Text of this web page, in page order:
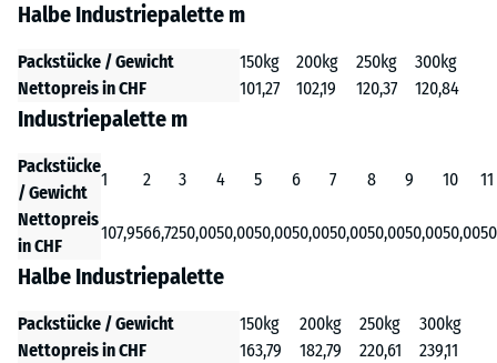
Halbe Industriepalette m
Packstücke / Gewicht 150kg 200kg 250kg
300kg
Nettopreis in CHF
101,27 102,19 120,37 120,84
Industriepalette m
Packstücke
/ Gewicht
1 2 3 4 5 6 7 8 9 10
11
Nettopreis
in CHF
107,9566,7250,0050,0050,0050,0050,0050,0050,0050,00
Halbe Industriepalette
Packstücke / Gewicht 150kg 200kg 250kg
300kg
Nettopreis in CHF
163,79 182,79 220,61 239,11